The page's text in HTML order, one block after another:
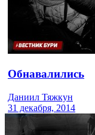
Обнавалились
Даниил Тяжкун
31 декабря, 2014